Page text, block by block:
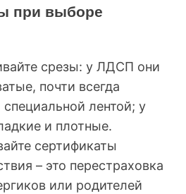
при выборе
срезы: у ЛДСП они
почти всегда
лентой; у
и плотные.
сертификаты
– это перестраховка
или родителей